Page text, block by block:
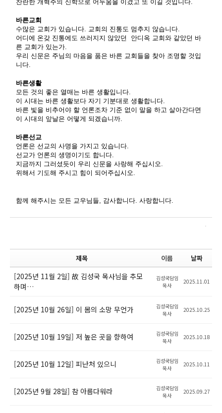
찬란한 개혁주의 신학으로 어두움을 이겼고 또 이길 것입니다.
바른교회
수많은 교회가 있습니다. 교회의 진통도 멈추지 않습니다.
어디에 온갖 진통에도 쓰러지지 않았던 안디옥 교회와 같았던 바
른 교회가 있는가.
우리 신문은 주님의 마음을 품은 바른 교회들을 찾아 조명할 것입
니다.
바른생활
모든 것의 좋은 열매는 바른 생활입니다.
이 시대는 바른 생활보다 자기 기분대로 생활합니다.
바른 빛을 비추어야 할 언론조차 기준 없이 말을 하고 살아간다면
이 시대의 앞날은 어떻게 되겠습니까.
바른선교
언론은 선교의 사명을 가지고 있습니다.
선교가 언론의 생명이기도 합니다.
지금까지 그러셨듯이 우리 신문을 사랑해 주십시오.
위해서 기도해 주시고 힘이 되어주십시오.
함께 해주시는 모든 교우님들, 감사합니다. 사랑합니다.
제목 이름 날짜
[2025년 11월 2일] 故 김성국 목사님을 추모
하며…
김성국담임
목사
2025.11.01
[2025년 10월 26일] 이 몸의 소망 무언가
김성국담임
목사
2025.10.25
[2025년 10월 19일] 저 높은 곳을 향하여
김성국담임
목사
2025.10.18
[2025년 10월 12일] 피난처 있으니
김성국담임
목사
2025.10.11
[2025년 9월 28일] 참 아름다워라
김성국담임
목사
2025.09.27